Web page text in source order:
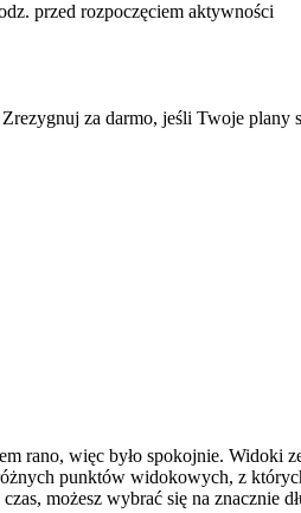
przed rozpoczęciem aktywności
za darmo, jeśli Twoje plany
rano, więc było spokojnie. Widoki
punktów widokowych, z
możesz wybrać się na znacznie